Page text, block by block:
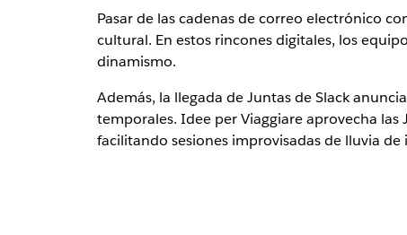
Pasar de las cadenas de correo electrónico
cultural. En estos rincones digitales, los
dinamismo.
Además, la llegada de Juntas de Slack
temporales. Idee per Viaggiare aprovecha
facilitando sesiones improvisadas de lluvia